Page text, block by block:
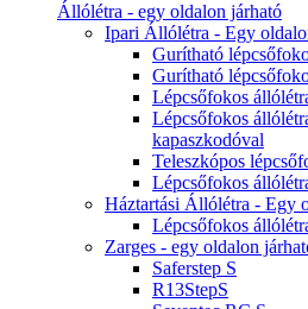
Állólétra - egy oldalon járható
Ipari Állólétra - Egy
Gurítható
Gurítható
Lépcsőfokos
Lépcsőfokos
kapaszkodóval
Teleszkópos
Lépcsőfokos
Háztartási Állólétra - Egy
Lépcsőfokos
Zarges - egy oldalon
Saferstep S
R13StepS